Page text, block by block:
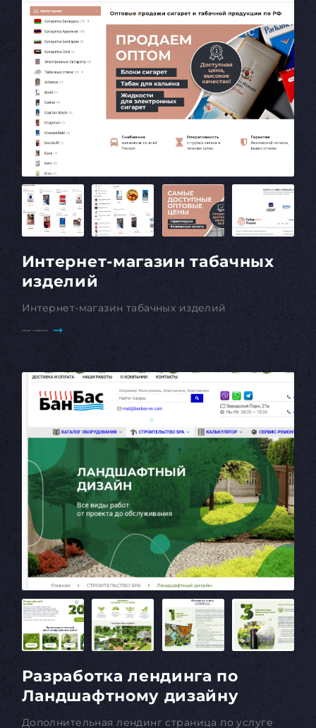
Интернет-магазин табачных
изделий
Интернет-магазин табачных изделий
Смотреть подробнее
Разработка лендинга по
Ландшафтному дизайну
Дополнительная лендинг страница по услуге